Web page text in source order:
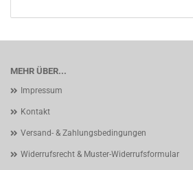
MEHR ÜBER...
Impressum
Kontakt
Versand- & Zahlungsbedingungen
Widerrufsrecht & Muster-Widerrufsformular